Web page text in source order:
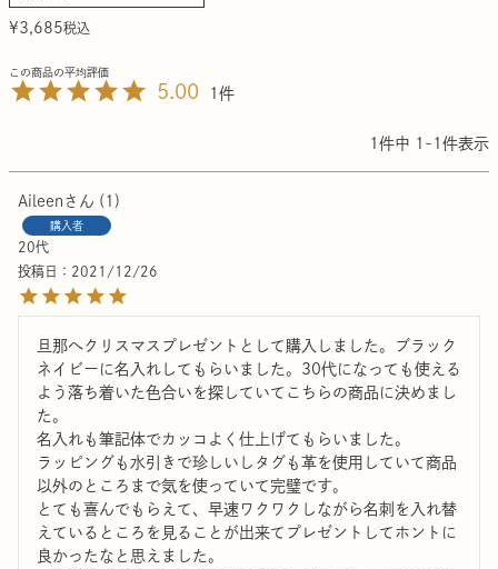
¥3,685税込
5.00 1
1 件中 1 - 1 件表示
Aileen 1
購入者
20代
投稿日
2021/12/26
旦那へクリスマスプレゼントとして購入しました。ブラック
ネイビーに名入れしてもらいました。30代になっても使える
よう落ち着いた色合いを探していてこちらの商品に決めまし
た。
名入れも筆記体でカッコよく仕上げてもらいました。
ラッピングも水引きで珍しいしタグも革を使用していて商品
以外のところまで気を使っていて完璧です。
とても喜んでもらえて、早速ワクワクしながら名刺を入れ替
えているところを見ることが出来てプレゼントしてホントに
良かったなと思えました。